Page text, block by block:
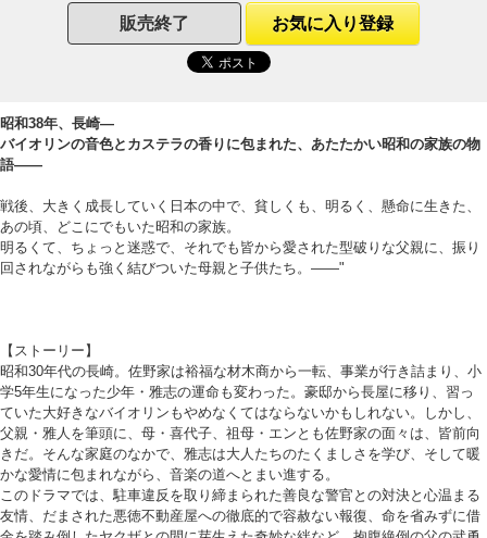
販売終了 お気に入り登録
昭和38年、長崎―
バイオリンの音色とカステラの香りに包まれた、あたたかい昭和の家族の物
語――
戦後、大きく成長していく日本の中で、貧しくも、明るく、懸命に生きた、
あの頃、どこにでもいた昭和の家族。
明るくて、ちょっと迷惑で、それでも皆から愛された型破りな父親に、振り
回されながらも強く結びついた母親と子供たち。――"
【ストーリー】
昭和30年代の長崎。佐野家は裕福な材木商から一転、事業が行き詰まり、小
学5年生になった少年・雅志の運命も変わった。豪邸から長屋に移り、習っ
ていた大好きなバイオリンもやめなくてはならないかもしれない。しかし、
父親・雅人を筆頭に、母・喜代子、祖母・エンとも佐野家の面々は、皆前向
きだ。そんな家庭のなかで、雅志は大人たちのたくましさを学び、そして暖
かな愛情に包まれながら、音楽の道へとまい進する。
このドラマでは、駐車違反を取り締まられた善良な警官との対決と心温まる
友情、だまされた悪徳不動産屋への徹底的で容赦ない報復、命を省みずに借